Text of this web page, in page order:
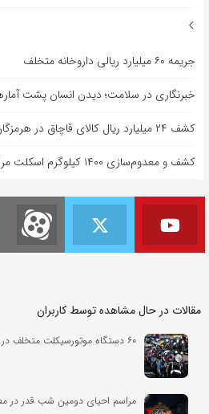
جریمه ۶۰ میلیارد ریالی داروخانه متخلف
خبرنگاری در سلامت؛ دیدن انسان پشت
کشف ۲۴ میلیارد ریال کالای قاچاق در هرمزگان
کشف و معدوم‌سازی ۱۴۰۰ کیلوگرم اسکلت مرغ غیربهداشتی در قم
مقالات در حال مشاهده توسط کاربران
۶۰ دستگاه موتورسیکلت متخلف در رباط‌کریم توقیف شد
مراسم احیای دومین شب قدر در